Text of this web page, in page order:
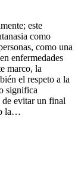
este
como
como una
enfermedades
marco, la
el respeto a la
significa
evitar un final
la…